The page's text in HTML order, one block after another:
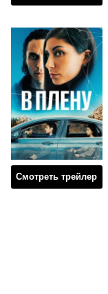
Смотреть трейлер